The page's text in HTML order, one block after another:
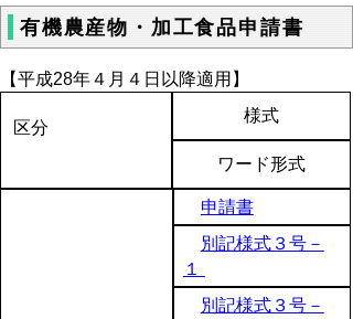
有機農産物・加工食品申請書
【平成28年４月４日以降適用】
区分
様式
ワード形式
申請書
別記様式３号－
１
別記様式３号－